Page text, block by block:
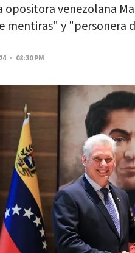
opositora venezolana
mentiras" y "personera
· 08:30 PM